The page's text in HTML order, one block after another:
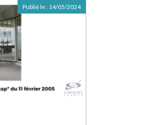
Publié le : 14/05/2024